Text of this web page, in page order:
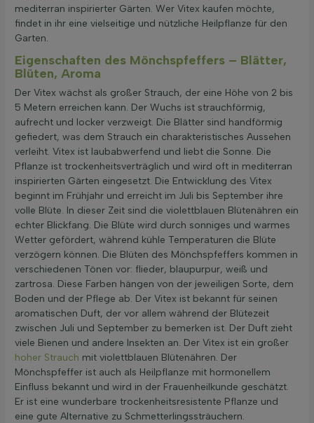
mediterran inspirierter Gärten. Wer Vitex kaufen möchte,
findet in ihr eine vielseitige und nützliche Heilpflanze für den
Garten.
Eigenschaften des Mönchspfeffers – Blätter,
Blüten, Aroma
Der Vitex wächst als großer Strauch, der eine Höhe von 2 bis
5 Metern erreichen kann. Der Wuchs ist strauchförmig,
aufrecht und locker verzweigt. Die Blätter sind handförmig
gefiedert, was dem Strauch ein charakteristisches Aussehen
verleiht. Vitex ist laubabwerfend und liebt die Sonne. Die
Pflanze ist trockenheitsverträglich und wird oft in mediterran
inspirierten Gärten eingesetzt. Die Entwicklung des Vitex
beginnt im Frühjahr und erreicht im Juli bis September ihre
volle Blüte. In dieser Zeit sind die violettblauen Blütenähren ein
echter Blickfang. Die Blüte wird durch sonniges und warmes
Wetter gefördert, während kühle Temperaturen die Blüte
verzögern können. Die Blüten des Mönchspfeffers kommen in
verschiedenen Tönen vor: flieder, blaupurpur, weiß und
zartrosa. Diese Farben hängen von der jeweiligen Sorte, dem
Boden und der Pflege ab. Der Vitex ist bekannt für seinen
aromatischen Duft, der vor allem während der Blütezeit
zwischen Juli und September zu bemerken ist. Der Duft zieht
viele Bienen und andere Insekten an. Der Vitex ist ein großer
hoher Strauch mit violettblauen Blütenähren. Der
Mönchspfeffer ist auch als Heilpflanze mit hormonellem
Einfluss bekannt und wird in der Frauenheilkunde geschätzt.
Er ist eine wunderbare trockenheitsresistente Pflanze und
eine gute Alternative zu Schmetterlingssträuchern.